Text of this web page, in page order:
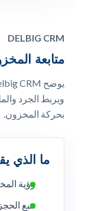
DELBIG CRM
متابعة
ويربط الجرد
بحركة المخزون.
ما الذي
رؤية
تتبع